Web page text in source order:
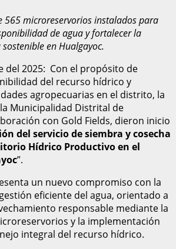
565 microreservorios instalados para
de agua y fortalecer la
en Hualgayoc.
del 2025: Con el propósito de
del recurso hídrico y
agropecuarias en el distrito, la
Municipalidad Distrital de
con Gold Fields, dieron inicio
del servicio de siembra y cosecha
Hídrico Productivo en el
”.
un nuevo compromiso con la
eficiente del agua, orientado a
responsable mediante la
y la implementación
integral del recurso hídrico.